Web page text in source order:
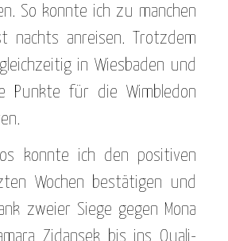
So konnte ich zu manchen
nachts anreisen. Trotzdem
in Wiesbaden und
Punkte für die Wimbledon
konnte ich den positiven
Wochen bestätigen und
zweier Siege gegen Mona
Zidansek bis ins Quali-